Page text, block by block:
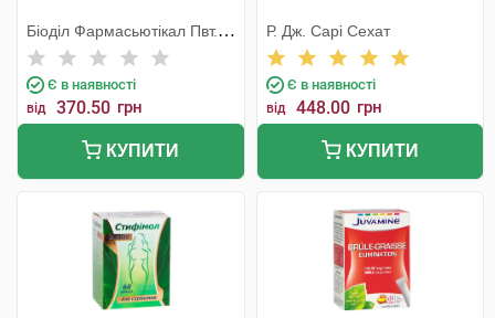
Біоділ Фармасьютікал Пвт.
Лтд.
Є в наявності
від 370.50 грн
КУПИТИ
Р. Дж. Сарі Сехат
Є в наявності
від 448.00 грн
КУПИТИ